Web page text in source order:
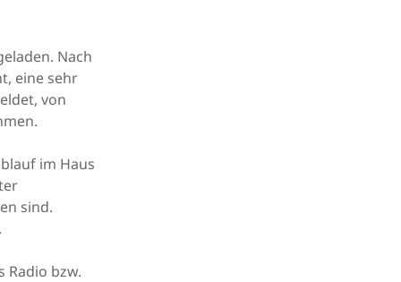
Nach
eine sehr
von
im Haus
sind.
Radio bzw.